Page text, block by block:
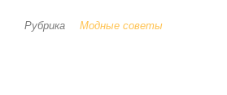
Рубрика Модные советы